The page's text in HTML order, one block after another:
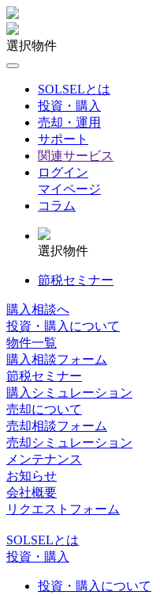
選択物件
SOLSELとは
投資・購入
売却・運用
サポート
関連サービス
ログイン
マイページ
コラム
選択物件
節税セミナー
購入相談へ
投資・購入について
物件一覧
購入相談フォーム
節税セミナー
購入シミュレーション
売却について
売却相談フォーム
売却シミュレーション
メンテナンス
お知らせ
会社概要
リクエストフォーム
SOLSELとは
投資・購入
投資・購入について